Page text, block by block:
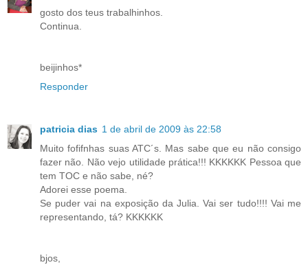
gosto dos teus trabalhinhos.
Continua.
beijinhos*
Responder
patricia dias 1 de abril de 2009 às 22:58
Muito fofifnhas suas ATC´s. Mas sabe que eu não consigo
fazer não. Não vejo utilidade prática!!! KKKKKK Pessoa que
tem TOC e não sabe, né?
Adorei esse poema.
Se puder vai na exposição da Julia. Vai ser tudo!!!! Vai me
representando, tá? KKKKKK
bjos,